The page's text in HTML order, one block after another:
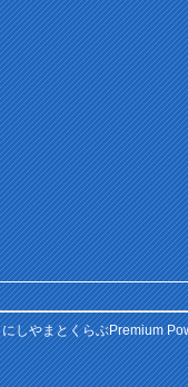
にしやまとくらぶPremium